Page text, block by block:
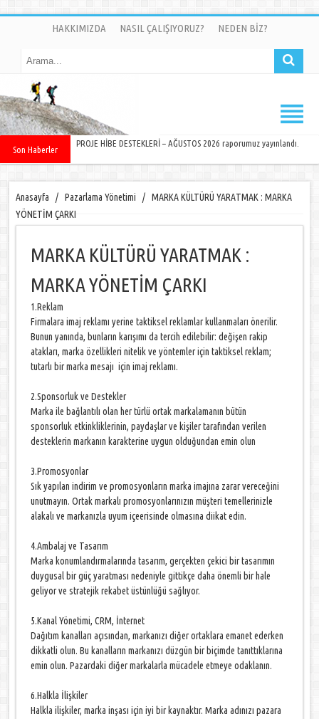
HAKKIMIZDA NASIL ÇALIŞIYORUZ? NEDEN BİZ?
Son Haberler
PROJE HİBE DESTEKLERİ – AĞUSTOS 2026 raporumuz yayınlandı.
Anasayfa / Pazarlama Yönetimi / MARKA KÜLTÜRÜ YARATMAK : MARKA
YÖNETİM ÇARKI
MARKA KÜLTÜRÜ YARATMAK :
MARKA YÖNETİM ÇARKI
1.Reklam
Firmalara imaj reklamı yerine taktiksel reklamlar kullanmaları önerilir.
Bunun yanında, bunların karışımı da tercih edilebilir: değişen rakip
atakları, marka özellikleri nitelik ve yöntemler için taktiksel reklam;
tutarlı bir marka mesajı için imaj reklamı.
2.Sponsorluk ve Destekler
Marka ile bağlantılı olan her türlü ortak markalamanın bütün
sponsorluk etkinkliklerinin, paydaşlar ve kişiler tarafından verilen
desteklerin markanın karakterine uygun olduğundan emin olun
3.Promosyonlar
Sık yapılan indirim ve promosyonların marka imajına zarar vereceğini
unutmayın. Ortak markalı promosyonlarınızın müşteri temellerinizle
alakalı ve markanızla uyum içeerisinde olmasına diikat edin.
4.Ambalaj ve Tasarım
Marka konumlandırmalarında tasarım, gerçekten çekici bir tasarımın
duygusal bir güç yaratması nedeniyle gittikçe daha önemli bir hale
geliyor ve stratejik rekabet üstünlüğü sağlıyor.
5.Kanal Yönetimi, CRM, İnternet
Dağıtım kanalları açısından, markanızı diğer ortaklara emanet ederken
dikkatli olun. Bu kanalların markanızı düzgün bir biçimde tanıttıklarına
emin olun. Pazardaki diğer markalarla mücadele etmeye odaklanın.
6.Halkla İlişkiler
Halkla ilişkiler, marka inşası için iyi bir kaynaktır. Marka adınızı pazara